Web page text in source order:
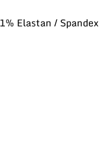
Elastan / Spandex